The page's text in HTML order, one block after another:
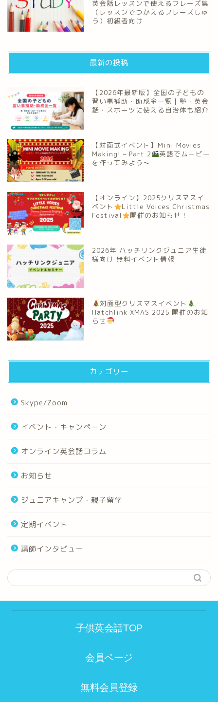
英会話レッスンで使えるフレーズ集
（レッスンでつかえるフレーズしゅ
う）初級者向け
最新の投稿
【2026年最新版】全国の子どもの
習い事補助・助成金一覧｜塾・英会
話・スポーツに使える自治体も紹介
【対面式イベント】Mini Movies
Making! – Part 2
英語でムービー
を作ってみよう～
【オンライン】2025クリスマスイ
ベント
Little Voices Christmas
Festival
開催のお知らせ！
2026年 ハッチリンクジュニア生徒
様向け 無料イベント情報
対面型クリスマスイベント
Hatchlink XMAS 2025 開催のお知
らせ
カテゴリー
Skype/Zoom
イベント・キャンペーン
オンライン英会話コラム
お知らせ
ジュニアキャンプ・親子留学
定期イベント
講師インタビュー
子供英会話TOP
会員ページ
無料会員登録